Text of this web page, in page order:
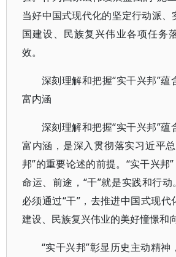
当好中国式现代化的坚定行动派、
国建设、民族复兴伟业各项任务
效。
深刻理解和把握“实干兴邦”
富内涵
深刻理解和把握“实干兴邦”
富内涵，是深入贯彻落实习近平
邦”的重要论述的前提。“实干兴邦
命运、前途，“干”就是实践和行动
必须通过“干”，去推进中国式现代
建设、民族复兴伟业的美好憧憬和向
“实干兴邦”彰显历史主动精